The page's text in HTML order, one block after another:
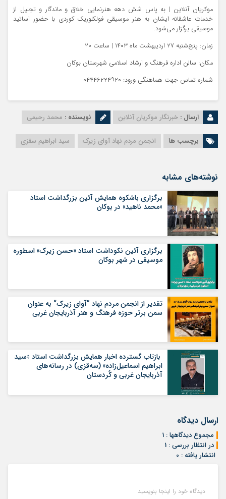
موکریان آنلاین | به پاس شش دهه هنرنمایی خلاق و ماندگار و تجلیل از
خدمات عاشقانه ایشان به هنر موسیقی فولکلوریک کوردی با حضور اساتید
موسیقی برگزار می‌شود.
زمان: پنج‌شنبه ۲۷ اردیبهشت ماه ۱۴۰۳ | ساعت ۲۰
مکان: سالن اداره فرهنگ و ارشاد اسلامی شهرستان بوکان
شماره تماس جهت هماهنگی ورود: ۰۴۴۴۶۲۲۴۹۲۰
ارسال : خبرنگار موکریان آنلاین نویسنده : محمد رحیمی
برچسب ها انجمن مردم نهاد آوای زیرک سید ابراهیم سقزی
نوشته‌های مشابه
برگزاری باشکوه همایش آئین بزرگداشت استاد
«محمد ناهید» در بوکان
برگزاری آئین نکوداشت استاد «حسن زیرک» اسطوره
موسیقی در شهر بوکان
تقدیر از انجمن مردم نهاد ”آوای زیرک“ به عنوان
سمن برتر حوزه فرهنگ و هنر آذربایجان غربی
بازتاب گسترده اخبار همایش بزرگداشت استاد «سید
ابراهیم اسماعیل‌زاده» (سه‌قزی) در رسانه‌های
آذربایجان غربی و کُردستان
ارسال دیدگاه
مجموع دیدگاهها : 1
در انتظار بررسی : 1
انتشار یافته : 0
دیدگاه خود را اینجا بنویسید